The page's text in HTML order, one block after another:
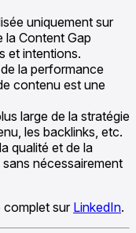
uniquement sur
la Content Gap
et intentions.
la performance
contenu est une
large de la stratégie
les backlinks, etc.
qualité et de la
nécessairement
complet sur LinkedIn.